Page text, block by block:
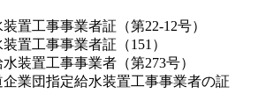
置工事事業者証（第22-12号）
置工事事業者証（151）
装置工事事業者（第273号）
業団指定給水装置工事事業者の証